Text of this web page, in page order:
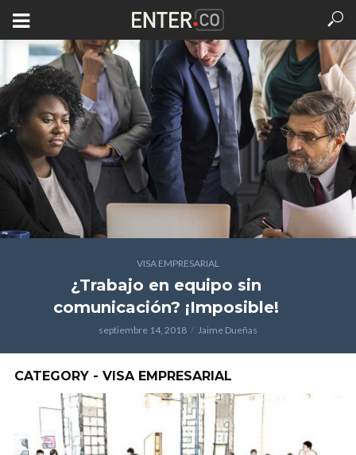
VISA EMPRESARIAL
¿Trabajo en equipo sin
comunicación? ¡Imposible!
septiembre 14, 2018 Jaime Dueñas
CATEGORY - VISA EMPRESARIAL